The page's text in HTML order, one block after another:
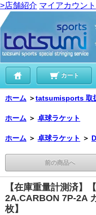
>店舗紹介 マイアカウント
カート
ホーム ＞tatsumisports 取
ホーム ＞ 卓球ラケット
ホーム ＞ 卓球ラケット ＞
前の商品へ
【在庫重量計測済】
2A.CARBON 7P-2A
枚】